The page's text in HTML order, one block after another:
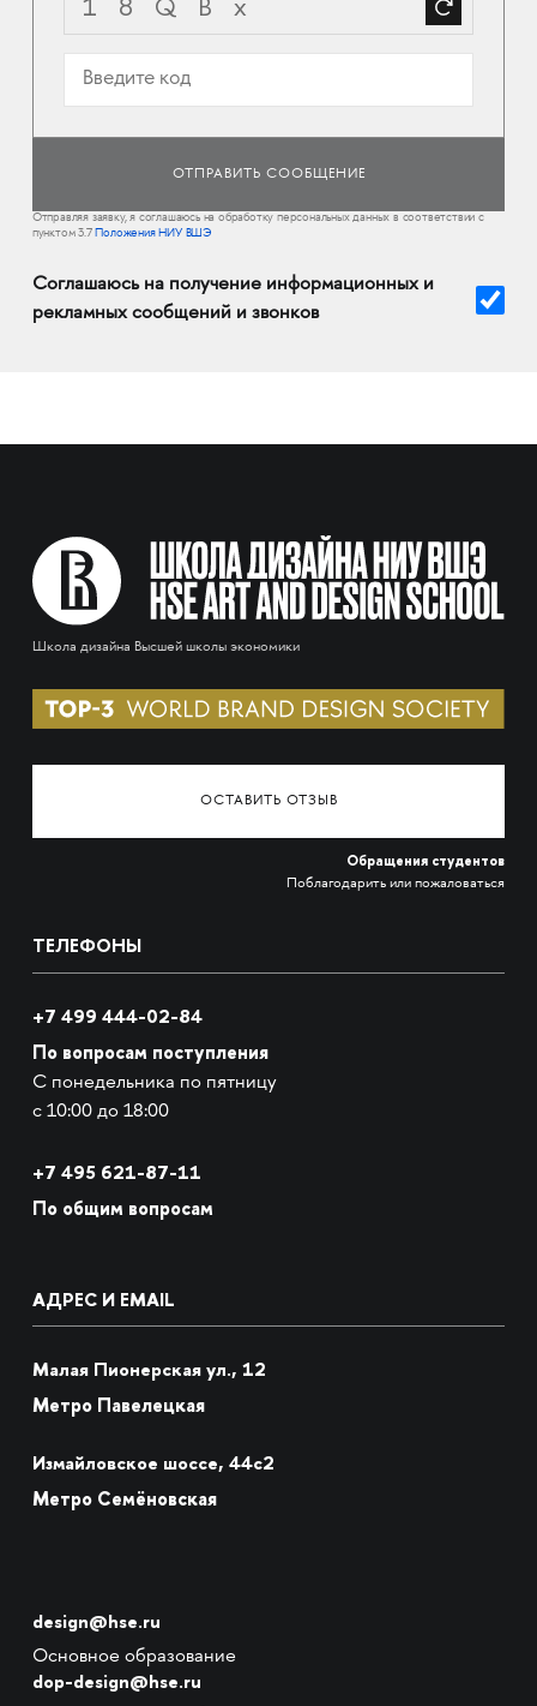
Отправляя заявку, я соглашаюсь на обработку персональных данных в соответствии с
пунктом 3.7
Положения НИУ ВШЭ
Соглашаюсь на получение информационных и
рекламных сообщений и звонков
Школа дизайна Высшей школы экономики
ОСТАВИТЬ ОТЗЫВ
Обращения студентов
Поблагодарить или пожаловаться
ТЕЛЕФОНЫ
+7 499 444-02-84
По вопросам поступления
С понедельника по пятницу
с 10:00 до 18:00
+7 495 621-87-11
По общим вопросам
АДРЕС И EMAIL
Малая Пионерская ул., 12
Метро Павелецкая
Измайловское шоссе, 44с2
Метро Семёновская
design@hse.ru
Основное образование
dop-design@hse.ru